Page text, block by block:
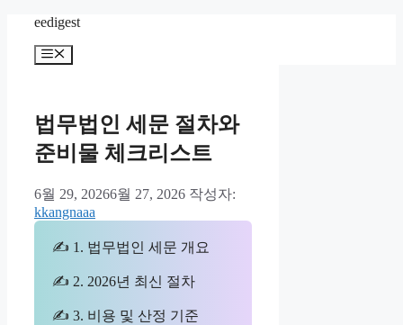
eedigest
메
법무법인 세문 절차와
준비물 체크리스트
6월 29, 20266월 27, 2026 작성자:
kkangnaaa
✍ 1. 법무법인 세문 개요
✍ 2. 2026년 최신 절차
✍ 3. 비용 및 산정 기준